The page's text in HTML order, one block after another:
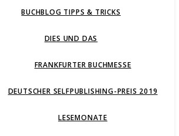
BUCHBLOG TIPPS & TRICKS
DIES UND DAS
FRANKFURTER BUCHMESSE
DEUTSCHER SELFPUBLISHING-PREIS 2019
LESEMONATE